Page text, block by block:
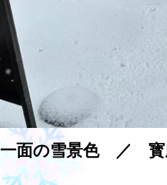
一面の雪景色 ／ 寳